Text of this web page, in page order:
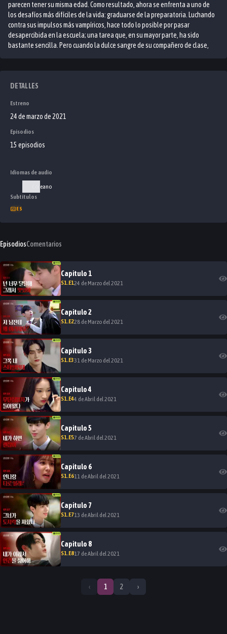
parecen tener su misma edad. Como resultado, ahora se enfrenta a uno de
los desafíos más difíciles de la vida: graduarse de la preparatoria. Luchando
contra sus impulsos más vampíricos, hace todo lo posible por pasar
desapercibida en la escuela; una tarea que, en su mayor parte, ha sido
bastante sencilla. Pero cuando la dulce sangre de su compañero de clase,
de Meo Roo, Yeon Seo se encarga de proteger a su compañero de aquellos
sangre en las venas de él es un llamado para ella. Al debatirse entre el deber
familiar y los deseos de su propio corazón, en el interior de Yeon Seo se libra
tentación de la dulce sangre de este chico o su lado vampírico al final se
alzará victorioso? Basado en el webtoon "Dulce niña" de Nalchi y S, "La dulce
DETALLES
Estreno
24 de marzo de 2021
Episodios
15 episodios
Idiomas de audio
Coreano
Subtítulos
ES
EpisodiosComentarios
Capitulo 1
S1.E124 de Marzo del 2021
Capitulo2
S1.E228 de Marzo del 2021
Capitulo3
S1.E331 de Marzo del 2021
Capitulo4
S1.E44 de Abril del 2021
Capitulo5
S1.E57 de Abril del 2021
Capitulo 6
S1.E611 de Abril del 2021
Capitulo 7
S1.E713 de Abril del 2021
Capitulo 8
S1.E817 de Abril del 2021
‹ 1 2 ›